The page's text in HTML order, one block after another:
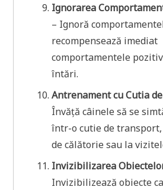
Ignorarea
– Ignoră
recompensează imediat
comportamentele
întări.
Antrenament cu Cutia
Învăță câinele să se
într-o cutie de
de călătorie sau la
Invizibilizarea
Invizibilizează obiecte